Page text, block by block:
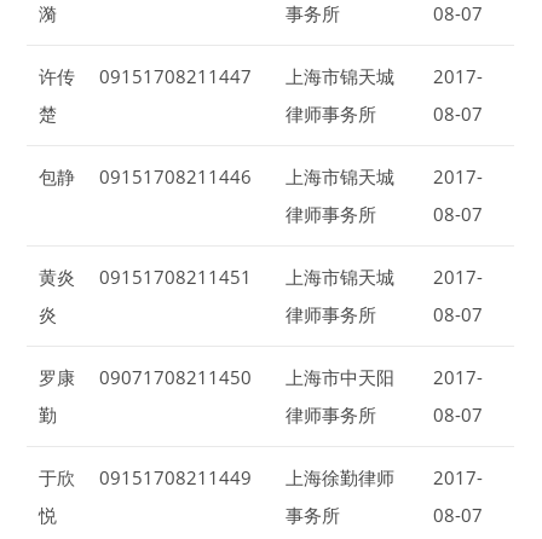
漪
事务所
08-07
许传
楚
09151708211447
上海市锦天城
律师事务所
2017-
08-07
包静 09151708211446
上海市锦天城
律师事务所
2017-
08-07
黄炎
炎
09151708211451
上海市锦天城
律师事务所
2017-
08-07
罗康
勤
09071708211450
上海市中天阳
律师事务所
2017-
08-07
于欣
悦
09151708211449
上海徐勤律师
事务所
2017-
08-07